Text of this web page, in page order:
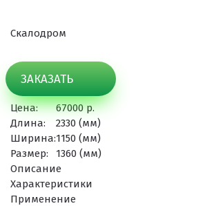
ПРОЕКТНЫЕ РЕШЕНИЯ
Скалодром
ЗАКАЗАТЬ
Цена:
67000 р.
Длина:
2330 (мм)
Ширина:1150 (мм)
Размер:
1360 (мм)
Описание
Характеристики
Применение